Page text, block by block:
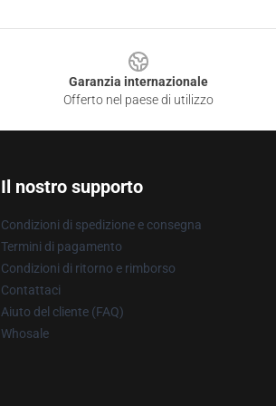
Garanzia internazionale
Offerto nel paese di utilizzo
Il nostro supporto
Condizioni di spedizione e consegna
Termini di pagamento
Condizioni di ritorno e rimborso
Contattaci
Aiuto del cliente (FAQ)
Whosale